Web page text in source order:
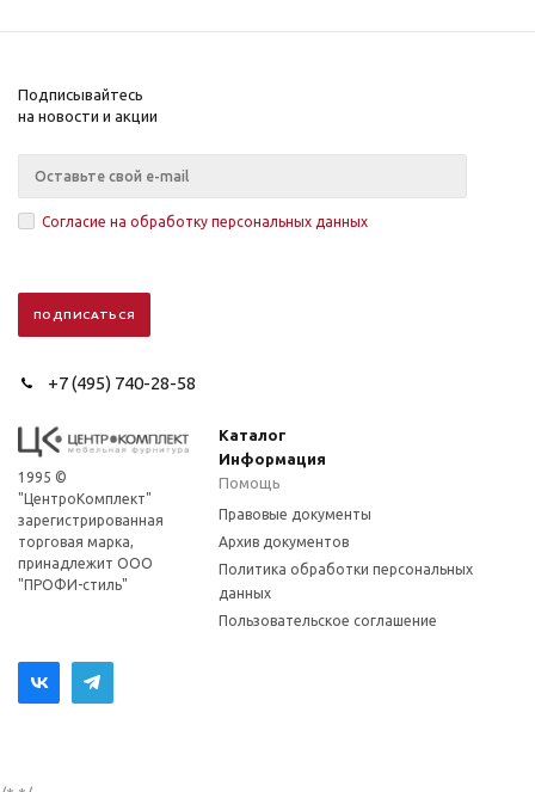
Подписывайтесь
на новости и акции
Согласие на обработку персональных данных
+7 (495) 740-28-58
1995 ©
"ЦентроКомплект"
зарегистрированная
торговая марка,
принадлежит ООО
"ПРОФИ-стиль"
Каталог
Информация
Помощь
Правовые документы
Архив документов
Политика обработки персональных
данных
Пользовательское соглашение